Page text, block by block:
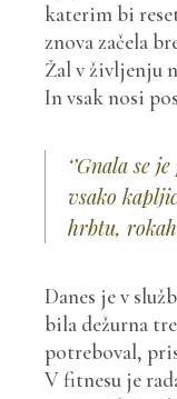
katerim bi
znova začela
Žal v življenju
In vsak nosi
‘’Gnala se
vsako
hrbtu,
Danes je v
bila dežurna
potreboval,
V fitnesu je